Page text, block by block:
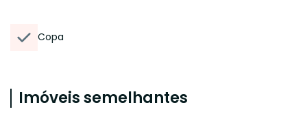
Copa
Imóveis semelhantes